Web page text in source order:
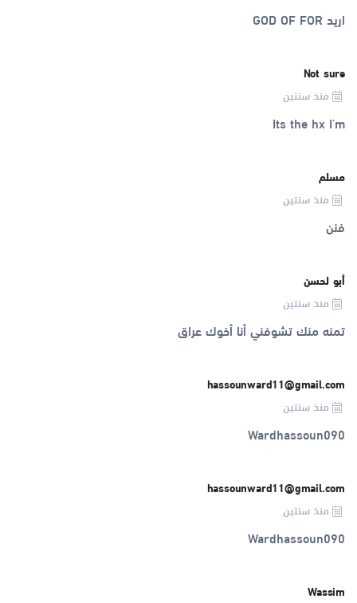
اريد GOD OF FOR
Not sure
منذ سنتين
Its the hx I'm
مسلم
منذ سنتين
فنن
أبو لحسن
منذ سنتين
تمنه منك تشوفني أنا أخوك عراق
hassounward11@gmail.com
منذ سنتين
Wardhassoun090
hassounward11@gmail.com
منذ سنتين
Wardhassoun090
Wassim